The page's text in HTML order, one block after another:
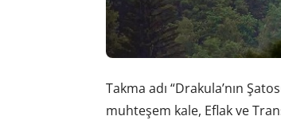
Takma adı “Drakula’nın
muhteşem kale, Eflak ve